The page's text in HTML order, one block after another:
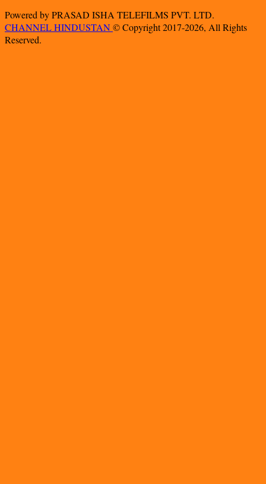
Powered by PRASAD ISHA TELEFILMS PVT. LTD.
CHANNEL HINDUSTAN© Copyright 2017-2026, All Rights
Reserved.